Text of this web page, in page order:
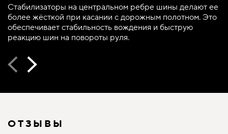
Стабилизаторы на центральном ребре шины делают ее
более жёсткой при касании с дорожным полотном. Это
обеспечивает стабильность вождения и быструю
реакцию шин на повороты руля.
ОТЗЫВЫ